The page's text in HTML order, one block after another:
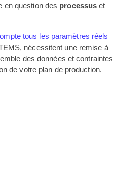
en question des processus et
tous les paramètres réels
nécessitent une remise à
des données et contraintes
de votre plan de production.